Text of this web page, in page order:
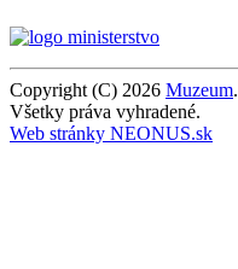
Copyright (C) 2026 Muzeum.
Všetky práva vyhradené.
Web stránky NEONUS.sk